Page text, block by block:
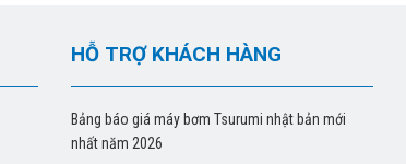
HỖ TRỢ KHÁCH HÀNG
Bảng báo giá máy bơm Tsurumi nhật bản mới
nhất năm 2026